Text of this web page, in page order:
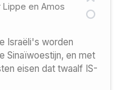
Lippe en Amos
Israëli's worden
Sinaïwoestijn, en met
eisen dat twaalf IS-